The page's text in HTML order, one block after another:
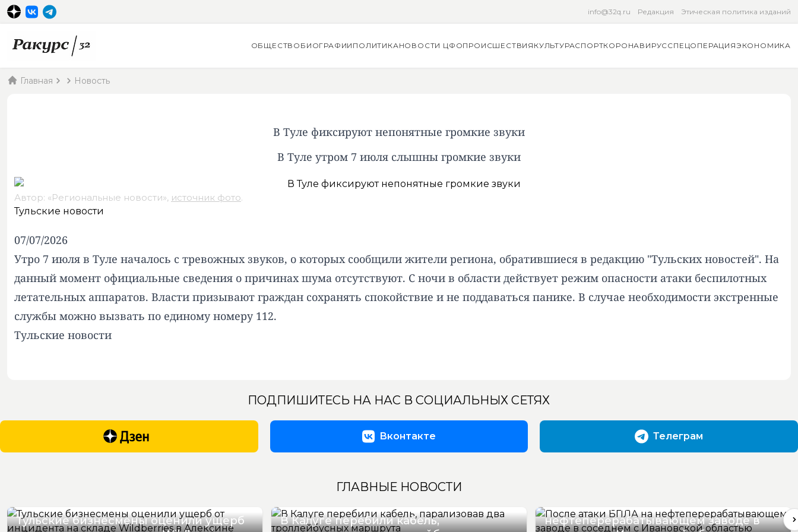
info@32q.ru Редакция Этическая политика изданий
ОБЩЕСТВО БИОГРАФИИ ПОЛИТИКАНОВОСТИ ЦФОПРОИСШЕСТВИЯ КУЛЬТУРАСПОРТКОРОНАВИРУССПЕЦОПЕРАЦИЯЭКОНОМИКА
Главная Новость
В Туле фиксируют непонятные громкие звуки
В Туле утром 7 июля слышны громкие звуки
Автор: «Региональные новости», источник фото.
Тульские новости
07/07/2026
Утро 7 июля в Туле началось с тревожных звуков, о которых сообщили жители региона, обратившиеся в редакцию "Тульских новостей". На
данный момент официальные сведения о причинах шума отсутствуют. С ночи в области действует режим опасности атаки беспилотных
летательных аппаратов. Власти призывают граждан сохранять спокойствие и не поддаваться панике. В случае необходимости экстренные
службы можно вызвать по единому номеру 112.
Тульские новости
ПОДПИШИТЕСЬ НА НАС В СОЦИАЛЬНЫХ СЕТЯХ
Вконтакте Телеграм
ГЛАВНЫЕ НОВОСТИ
Тульские бизнесмены оценили ущерб
В Калуге перебили кабель,
После атаки БПЛА на
нефтеперерабатывающем заводе в